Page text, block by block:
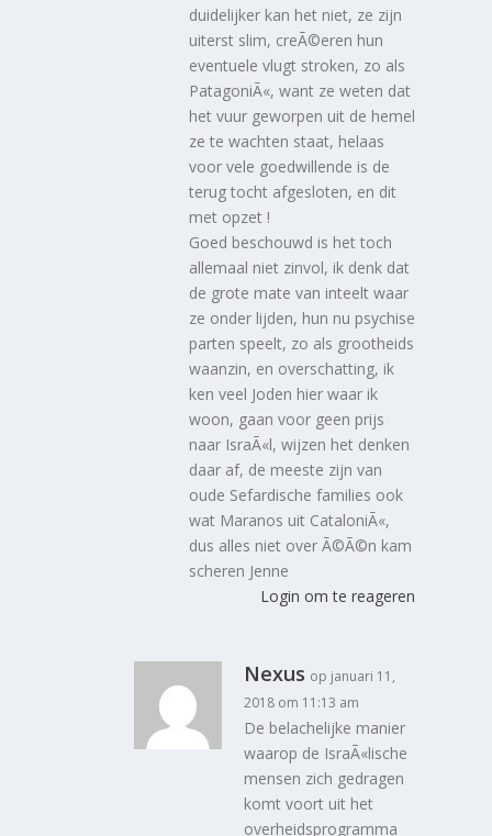
duidelijker kan het niet, ze zijn
uiterst slim, creÃ©eren hun
eventuele vlugt stroken, zo als
PatagoniÃ«, want ze weten dat
het vuur geworpen uit de hemel
ze te wachten staat, helaas
voor vele goedwillende is de
terug tocht afgesloten, en dit
met opzet !
Goed beschouwd is het toch
allemaal niet zinvol, ik denk dat
de grote mate van inteelt waar
ze onder lijden, hun nu psychise
parten speelt, zo als grootheids
waanzin, en overschatting, ik
ken veel Joden hier waar ik
woon, gaan voor geen prijs
naar IsraÃ«l, wijzen het denken
daar af, de meeste zijn van
oude Sefardische families ook
wat Maranos uit CataloniÃ«,
dus alles niet over Ã©Ã©n kam
scheren Jenne
Login om te reageren
Nexus op januari 11,
2018 om 11:13 am
De belachelijke manier
waarop de IsraÃ«lische
mensen zich gedragen
komt voort uit het
overheidsprogramma